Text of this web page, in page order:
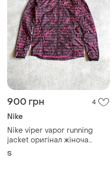
900 грн 4
Nike
Nike viper vapor running
jacket оригінал жіноча
вітровка вітрівка куртка
S